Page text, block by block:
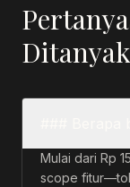
Mulai dari Rp
scope